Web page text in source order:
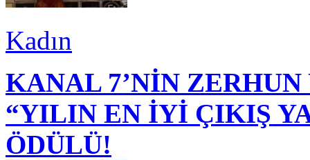
Kadın
KANAL 7’NİN
“YILIN EN İYİ ÇIKIŞ
ÖDÜLÜ!